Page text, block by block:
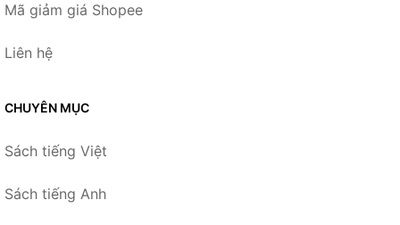
Mã giảm giá Shopee
Liên hệ
CHUYÊN MỤC
Sách tiếng Việt
Sách tiếng Anh